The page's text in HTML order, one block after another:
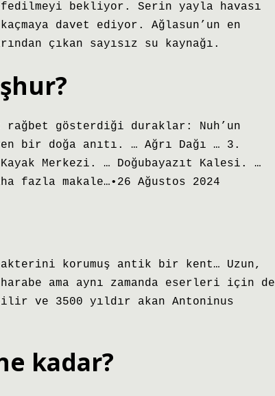
bekliyor. Serin yayla havası
davet ediyor. Ağlasun’un en
çıkan sayısız su kaynağı.
rağbet gösterdiği duraklar: Nuh’un
bir doğa anıtı. … Ağrı Dağı … 3.
Merkezi. … Doğubayazıt Kalesi. …
fazla makale…•26 Ağustos 2024
korumuş antik bir kent… Uzun,
ama aynı zamanda eserleri için de
ve 3500 yıldır akan Antoninus
kadar?